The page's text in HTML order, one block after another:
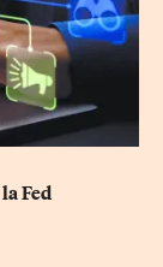
Fed